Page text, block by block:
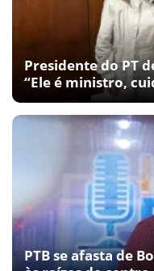
Presidente do PT
“Ele é ministro,
PTB se afasta de